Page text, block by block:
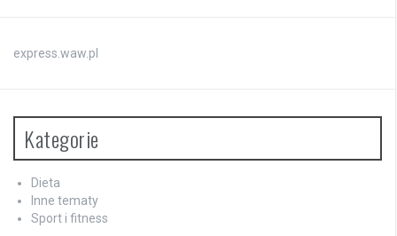
express.waw.pl
Kategorie
Dieta
Inne tematy
Sport i fitness